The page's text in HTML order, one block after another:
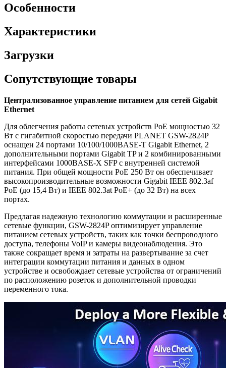
Особенности
Характеристики
Загрузки
Сопутствующие товары
Централизованное управление питанием для сетей Gigabit
Ethernet
Для облегчения работы сетевых устройств PoE мощностью 32
Вт с гигабитной скоростью передачи PLANET GSW-2824P
оснащен 24 портами 10/100/1000BASE-T Gigabit Ethernet, 2
дополнительными портами Gigabit TP и 2 комбинированными
интерфейсами 1000BASE-X SFP с внутренней системой
питания. При общей мощности PoE 250 Вт он обеспечивает
высокопроизводительные возможности Gigabit IEEE 802.3af
PoE (до 15,4 Вт) и IEEE 802.3at PoE+ (до 32 Вт) на всех
портах.
Предлагая надежную технологию коммутации и расширенные
сетевые функции, GSW-2824P оптимизирует управление
питанием сетевых устройств, таких как точки беспроводного
доступа, телефоны VoIP и камеры видеонаблюдения. Это
также сокращает время и затраты на развертывание за счет
интеграции коммутации питания и данных в одном
устройстве и освобождает сетевые устройства от ограничений
по расположению розеток и дополнительной проводки
переменного тока.